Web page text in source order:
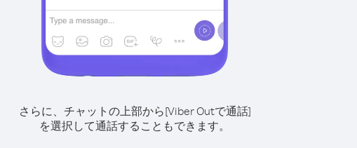
さらに、チャットの上部から[Viber Outで通話]
を選択して通話することもできます。